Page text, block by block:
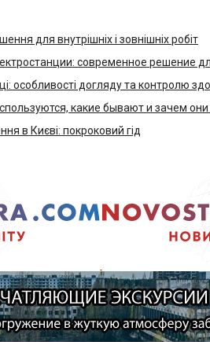
для внутрішніх і зовнішніх робіт
современное решение
особливості догляду та контролю
какие бывают и зачем
в Києві: покроковий гід